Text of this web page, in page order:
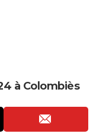
à Colombiès